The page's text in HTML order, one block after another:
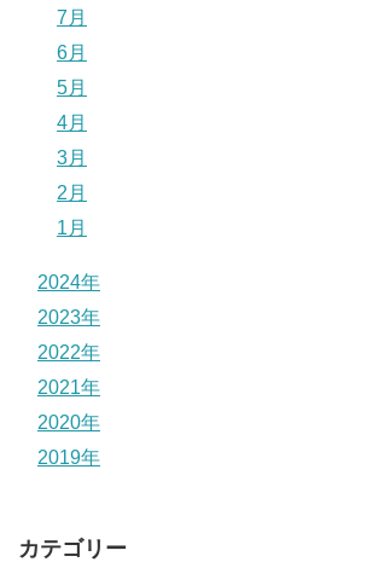
7月
6月
5月
4月
3月
2月
1月
2024年
2023年
2022年
2021年
2020年
2019年
カテゴリー